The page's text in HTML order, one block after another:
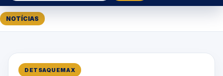
NOTÍCIAS
DETSAQUEMAX